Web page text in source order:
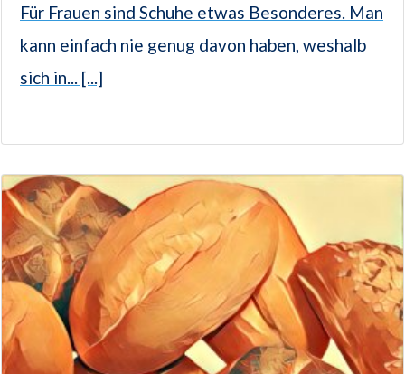
Für Frauen sind Schuhe etwas Besonderes. Man
kann einfach nie genug davon haben, weshalb
sich in... [...]